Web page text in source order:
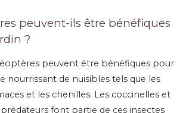
peuvent-ils être bénéfiques
?
peuvent être bénéfiques pour
nourrissant de nuisibles tels que les
et les chenilles. Les coccinelles et
font partie de ces insectes